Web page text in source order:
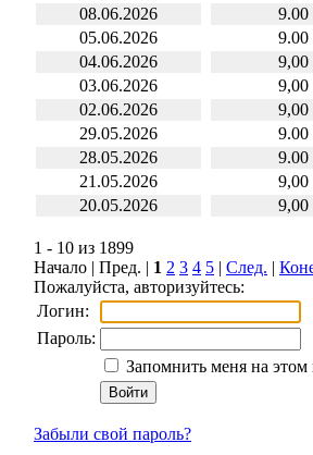
08.06.2026
9.00
05.06.2026
9.00
04.06.2026
9,00
03.06.2026
9,00
02.06.2026
9,00
29.05.2026
9.00
28.05.2026
9.00
21.05.2026
9,00
20.05.2026
9,00
1 - 10 из 1899
Начало | Пред. | 1 2 3 4 5 | След. |
Пожалуйста, авторизуйтесь:
Логин:
Пароль:
Запомнить меня на этом
Забыли свой пароль?